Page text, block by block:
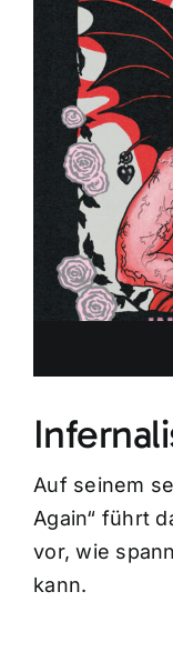
Auf seinem
Again“ führt
vor, wie
kann.